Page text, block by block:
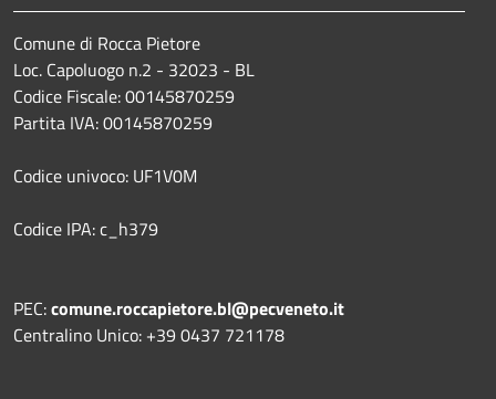
Comune di Rocca Pietore
Loc. Capoluogo n.2 - 32023 - BL
Codice Fiscale: 00145870259
Partita IVA: 00145870259
Codice univoco: UF1V0M
Codice IPA: c_h379
PEC:comune.roccapietore.bl@pecveneto.it
Centralino Unico: +39 0437 721178